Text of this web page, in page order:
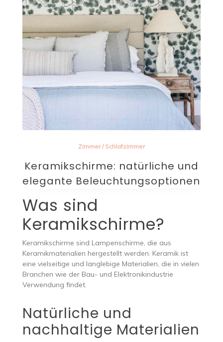
Zimmer/ Schlafzimmer
Keramikschirme: natürliche und
elegante Beleuchtungsoptionen
Was sind
Keramikschirme?
Keramikschirme sind Lampenschirme, die aus
Keramikmaterialien hergestellt werden. Keramik ist
eine vielseitige und langlebige Materialien, die in vielen
Branchen wie der Bau- und Elektronikindustrie
Verwendung findet.
Natürliche und
nachhaltige Materialien